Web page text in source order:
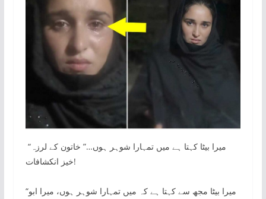
“میرا بیٹا کہتا ہے میں تمہارا شوہر ہوں…” خاتون کے لرزہ
خیز انکشافات!
“میرا بیٹا مجھ سے کہتا ہے کہ میں تمہارا شوہر ہوں، میرا ابو